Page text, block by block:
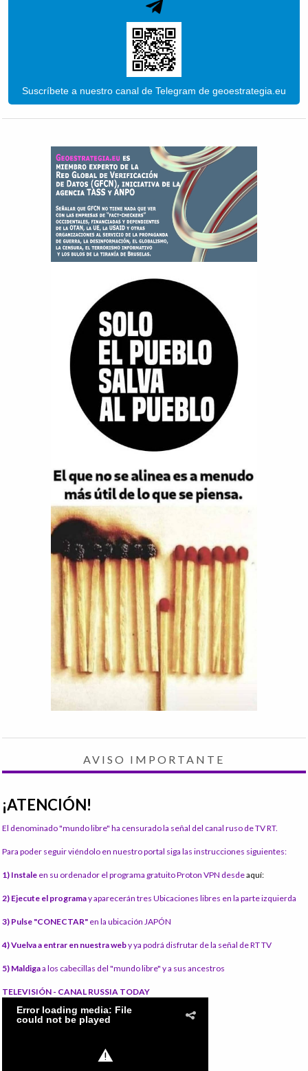
Suscríbete a nuestro canal de Telegram de geoestrategia.eu
AVISO IMPORTANTE
¡ATENCIÓN!
El denominado "mundo libre" ha censurado la señal del canal ruso de TV RT.
Para poder seguir viéndolo en nuestro portal siga las instrucciones siguientes:
1) Instale en su ordenador el programa gratuito Proton VPN desdeaquí:
2) Ejecute el programay aparecerán tres Ubicaciones libres en la parte izquierda
3) Pulse "CONECTAR" en la ubicación JAPÓN
4) Vuelva a entrar en nuestra weby ya podrá disfrutar de la señal de RT TV
5) Maldigaa los cabecillas del "mundo libre" y a sus ancestros
TELEVISIÓN - CANAL RUSSIA TODAY